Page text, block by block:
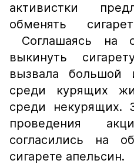
активистки
обменять
Соглашаясь на
выкинуть
вызвала большой
среди курящих
среди некурящих.
проведения
согласились на
сигарете апельсин.